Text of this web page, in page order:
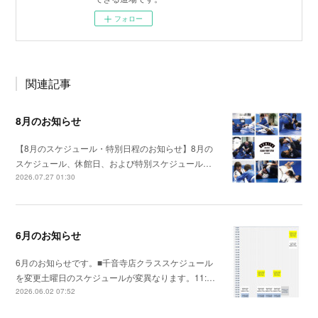
フォロー
関連記事
8月のお知らせ
【8月のスケジュール・特別日程のお知らせ】8月の
スケジュール、休館日、および特別スケジュール…
2026.07.27 01:30
6月のお知らせ
6月のお知らせです。■千音寺店クラススケジュール
を変更土曜日のスケジュールが変異なります。11:…
2026.06.02 07:52